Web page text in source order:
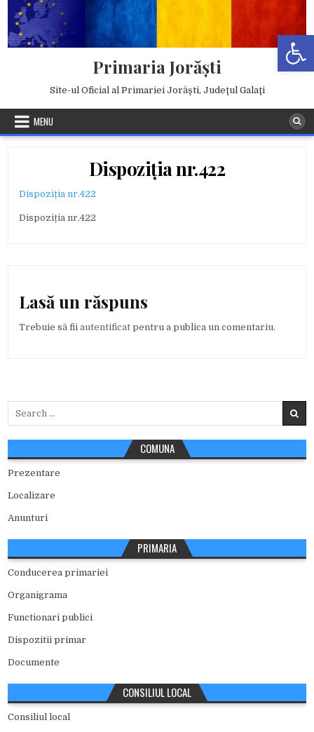
content
Primaria Jorăşti
Site-ul Oficial al Primariei Jorăşti, Judeţul Galaţi
MENU
Dispoziția nr.422
Dispoziția nr.422
Dispoziția nr.422
Lasă un răspuns
Trebuie să fiiautentificat pentru a publica un comentariu.
COMUNA
Prezentare
Localizare
Anunturi
PRIMARIA
Conducerea primariei
Organigrama
Functionari publici
Dispozitii primar
Documente
CONSILIUL LOCAL
Consiliul local